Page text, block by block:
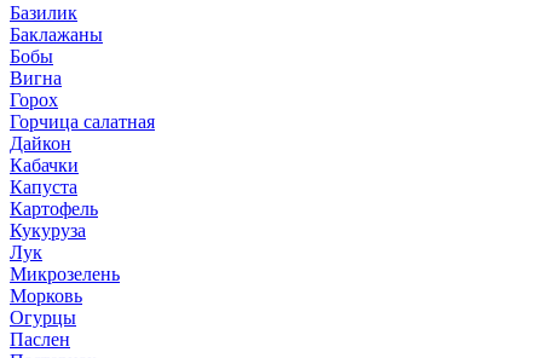
Базилик
Баклажаны
Бобы
Вигна
Горох
Горчица салатная
Дайкон
Кабачки
Капуста
Картофель
Кукуруза
Лук
Микрозелень
Морковь
Огурцы
Паслен